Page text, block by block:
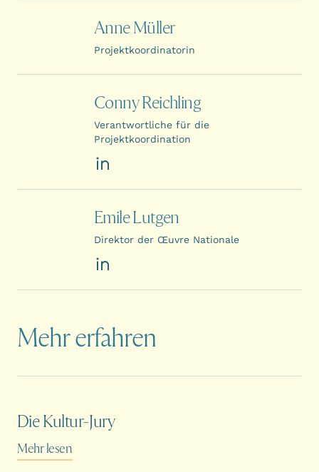
Anne Müller
Projektkoordinatorin
Conny Reichling
Verantwortliche für die
Projektkoordination
Emile Lutgen
Direktor der Œuvre Nationale
Mehr erfahren
Die Kultur-Jury
Mehr lesen